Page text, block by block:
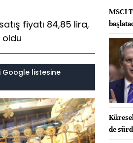
fiyatı 84,85 lira,
oldu
Google listesine
MSCI
de